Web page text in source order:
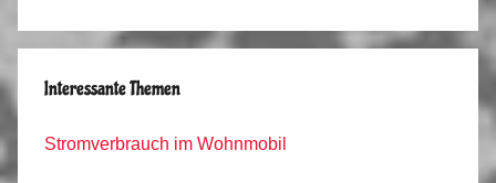
Interessante Themen
Stromverbrauch im Wohnmobil